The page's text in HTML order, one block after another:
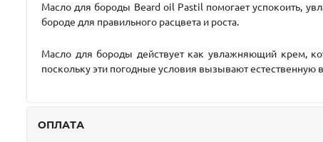
Масло для бороды Beard oil Pastil помогает успокоить,
бороде для правильного расцвета и роста.
Масло для бороды действует как увлажняющий крем,
поскольку эти погодные условия вызывают естественную
ОПЛАТА